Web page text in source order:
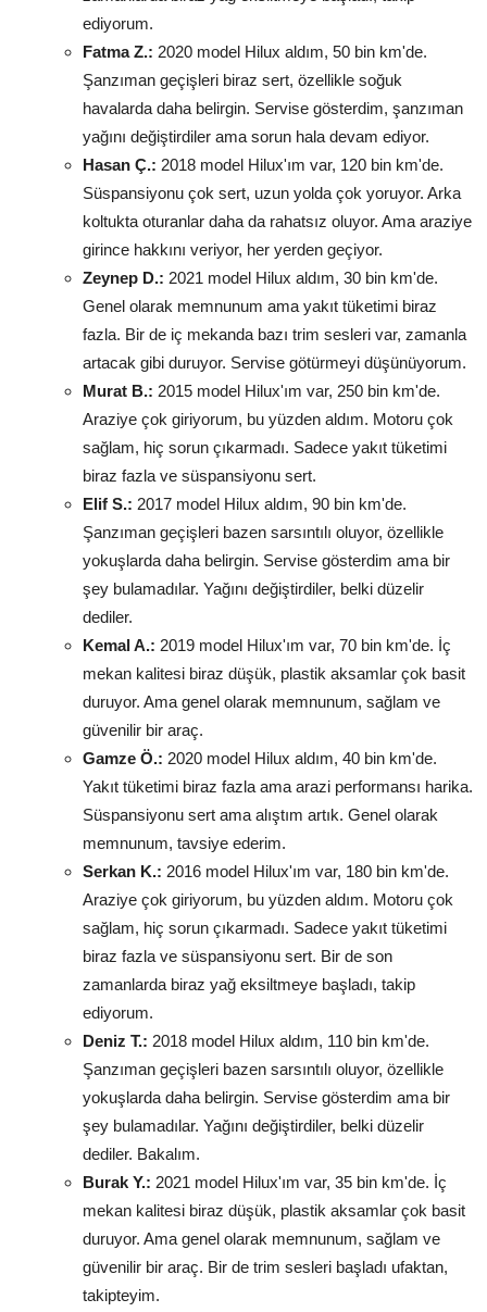
ediyorum.
Fatma Z.: 2020 model Hilux aldım, 50 bin km'de.
Şanzıman geçişleri biraz sert, özellikle soğuk
havalarda daha belirgin. Servise gösterdim, şanzıman
yağını değiştirdiler ama sorun hala devam ediyor.
Hasan Ç.: 2018 model Hilux'ım var, 120 bin km'de.
Süspansiyonu çok sert, uzun yolda çok yoruyor. Arka
koltukta oturanlar daha da rahatsız oluyor. Ama araziye
girince hakkını veriyor, her yerden geçiyor.
Zeynep D.: 2021 model Hilux aldım, 30 bin km'de.
Genel olarak memnunum ama yakıt tüketimi biraz
fazla. Bir de iç mekanda bazı trim sesleri var, zamanla
artacak gibi duruyor. Servise götürmeyi düşünüyorum.
Murat B.: 2015 model Hilux'ım var, 250 bin km'de.
Araziye çok giriyorum, bu yüzden aldım. Motoru çok
sağlam, hiç sorun çıkarmadı. Sadece yakıt tüketimi
biraz fazla ve süspansiyonu sert.
Elif S.: 2017 model Hilux aldım, 90 bin km'de.
Şanzıman geçişleri bazen sarsıntılı oluyor, özellikle
yokuşlarda daha belirgin. Servise gösterdim ama bir
şey bulamadılar. Yağını değiştirdiler, belki düzelir
dediler.
Kemal A.: 2019 model Hilux'ım var, 70 bin km'de. İç
mekan kalitesi biraz düşük, plastik aksamlar çok basit
duruyor. Ama genel olarak memnunum, sağlam ve
güvenilir bir araç.
Gamze Ö.: 2020 model Hilux aldım, 40 bin km'de.
Yakıt tüketimi biraz fazla ama arazi performansı harika.
Süspansiyonu sert ama alıştım artık. Genel olarak
memnunum, tavsiye ederim.
Serkan K.: 2016 model Hilux'ım var, 180 bin km'de.
Araziye çok giriyorum, bu yüzden aldım. Motoru çok
sağlam, hiç sorun çıkarmadı. Sadece yakıt tüketimi
biraz fazla ve süspansiyonu sert. Bir de son
zamanlarda biraz yağ eksiltmeye başladı, takip
ediyorum.
Deniz T.: 2018 model Hilux aldım, 110 bin km'de.
Şanzıman geçişleri bazen sarsıntılı oluyor, özellikle
yokuşlarda daha belirgin. Servise gösterdim ama bir
şey bulamadılar. Yağını değiştirdiler, belki düzelir
dediler. Bakalım.
Burak Y.: 2021 model Hilux'ım var, 35 bin km'de. İç
mekan kalitesi biraz düşük, plastik aksamlar çok basit
duruyor. Ama genel olarak memnunum, sağlam ve
güvenilir bir araç. Bir de trim sesleri başladı ufaktan,
takipteyim.